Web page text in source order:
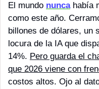
El mundo nunca había
como este año.
billones de dólares, un
locura de la IA que
14%. Pero guarda el
que 2026 viene con
costos altos. Ojo al